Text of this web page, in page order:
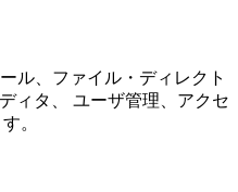
ル、ファイル・ディレクト
ィタ、 ユーザ管理、アクセ
。